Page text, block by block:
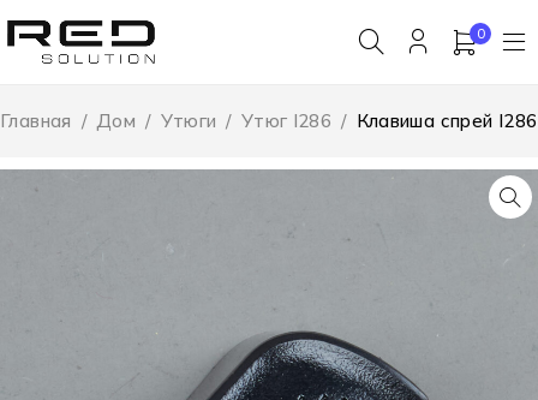
0
Главная / Дом / Утюги / Утюг I286 / Клавиша спрей I286